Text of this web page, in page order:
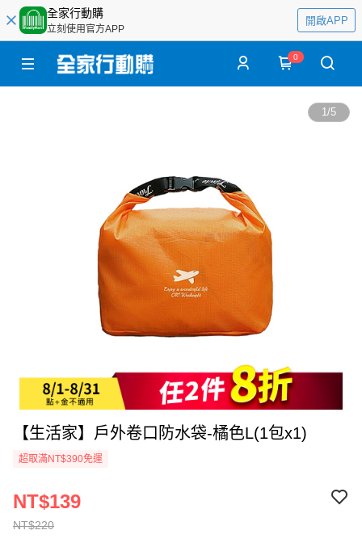
全家行動購
立刻使用官方APP
開啟APP
0
1/5
【生活家】戶外卷口防水袋-橘色L(1包x1)
超取滿NT$390免運
NT$220
NT$139